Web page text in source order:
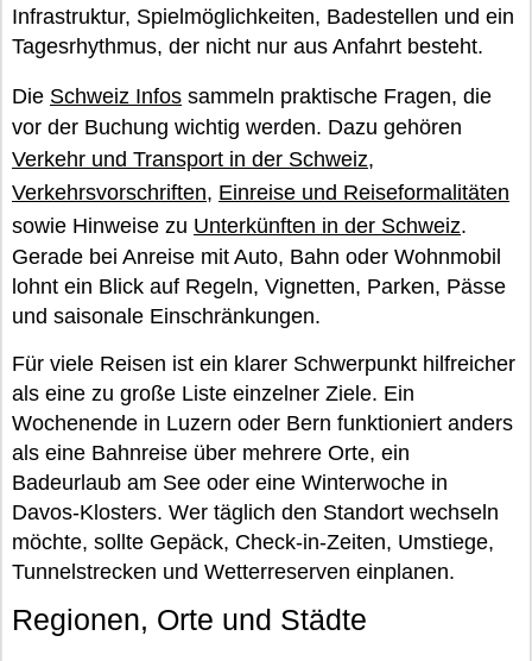
Infrastruktur, Spielmöglichkeiten, Badestellen und ein
Tagesrhythmus, der nicht nur aus Anfahrt besteht.
Die Schweiz Infos sammeln praktische Fragen, die
vor der Buchung wichtig werden. Dazu gehören
Verkehr und Transport in der Schweiz,
Verkehrsvorschriften, Einreise und Reiseformalitäten
sowie Hinweise zu Unterkünften in der Schweiz.
Gerade bei Anreise mit Auto, Bahn oder Wohnmobil
lohnt ein Blick auf Regeln, Vignetten, Parken, Pässe
und saisonale Einschränkungen.
Für viele Reisen ist ein klarer Schwerpunkt hilfreicher
als eine zu große Liste einzelner Ziele. Ein
Wochenende in Luzern oder Bern funktioniert anders
als eine Bahnreise über mehrere Orte, ein
Badeurlaub am See oder eine Winterwoche in
Davos-Klosters. Wer täglich den Standort wechseln
möchte, sollte Gepäck, Check-in-Zeiten, Umstiege,
Tunnelstrecken und Wetterreserven einplanen.
Regionen, Orte und Städte